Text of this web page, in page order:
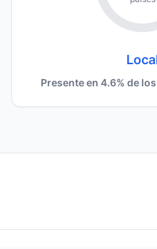
Presente en 4.6% de